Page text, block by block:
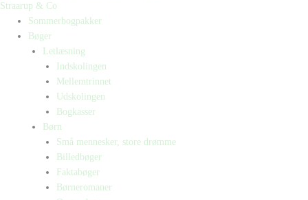
Straarup & Co
Sommerbogpakker
Bøger
Letlæsning
Indskolingen
Mellemtrinnet
Udskolingen
Bogkasser
Børn
Små mennesker, store drømme
Billedbøger
Faktabøger
Børneromaner